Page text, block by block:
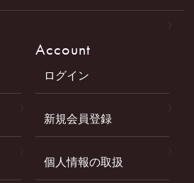
Account
ログイン
新規会員登録
個人情報の取扱